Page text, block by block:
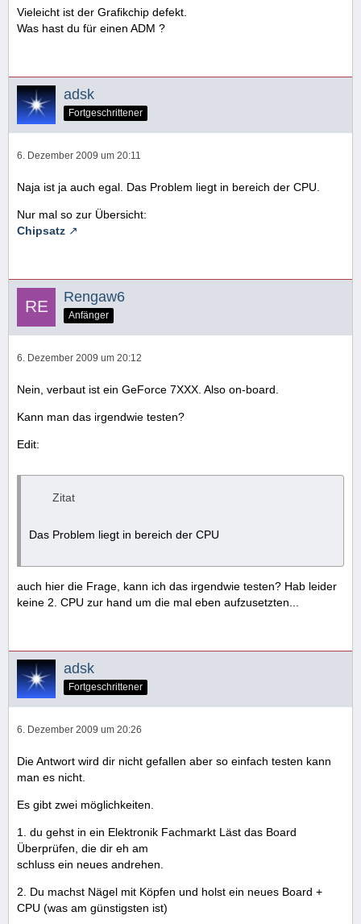
Vieleicht ist der Grafikchip defekt.
Was hast du für einen ADM ?
adsk
Fortgeschrittener
6. Dezember 2009 um 20:11
Naja ist ja auch egal. Das Problem liegt in bereich der CPU.
Nur mal so zur Übersicht:
Chipsatz
Rengaw6
Anfänger
6. Dezember 2009 um 20:12
Nein, verbaut ist ein GeForce 7XXX. Also on-board.
Kann man das irgendwie testen?
Edit:
Zitat
Das Problem liegt in bereich der CPU
auch hier die Frage, kann ich das irgendwie testen? Hab leider
keine 2. CPU zur hand um die mal eben aufzusetzten...
adsk
Fortgeschrittener
6. Dezember 2009 um 20:26
Die Antwort wird dir nicht gefallen aber so einfach testen kann
man es nicht.
Es gibt zwei möglichkeiten.
1. du gehst in ein Elektronik Fachmarkt Läst das Board
Überprüfen, die dir eh am
schluss ein neues andrehen.
2. Du machst Nägel mit Köpfen und holst ein neues Board +
CPU (was am günstigsten ist)